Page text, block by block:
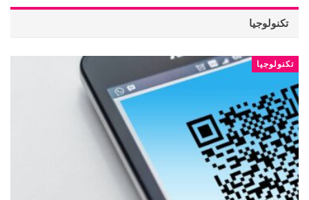
تكنولوجيا
تكنولوجيا